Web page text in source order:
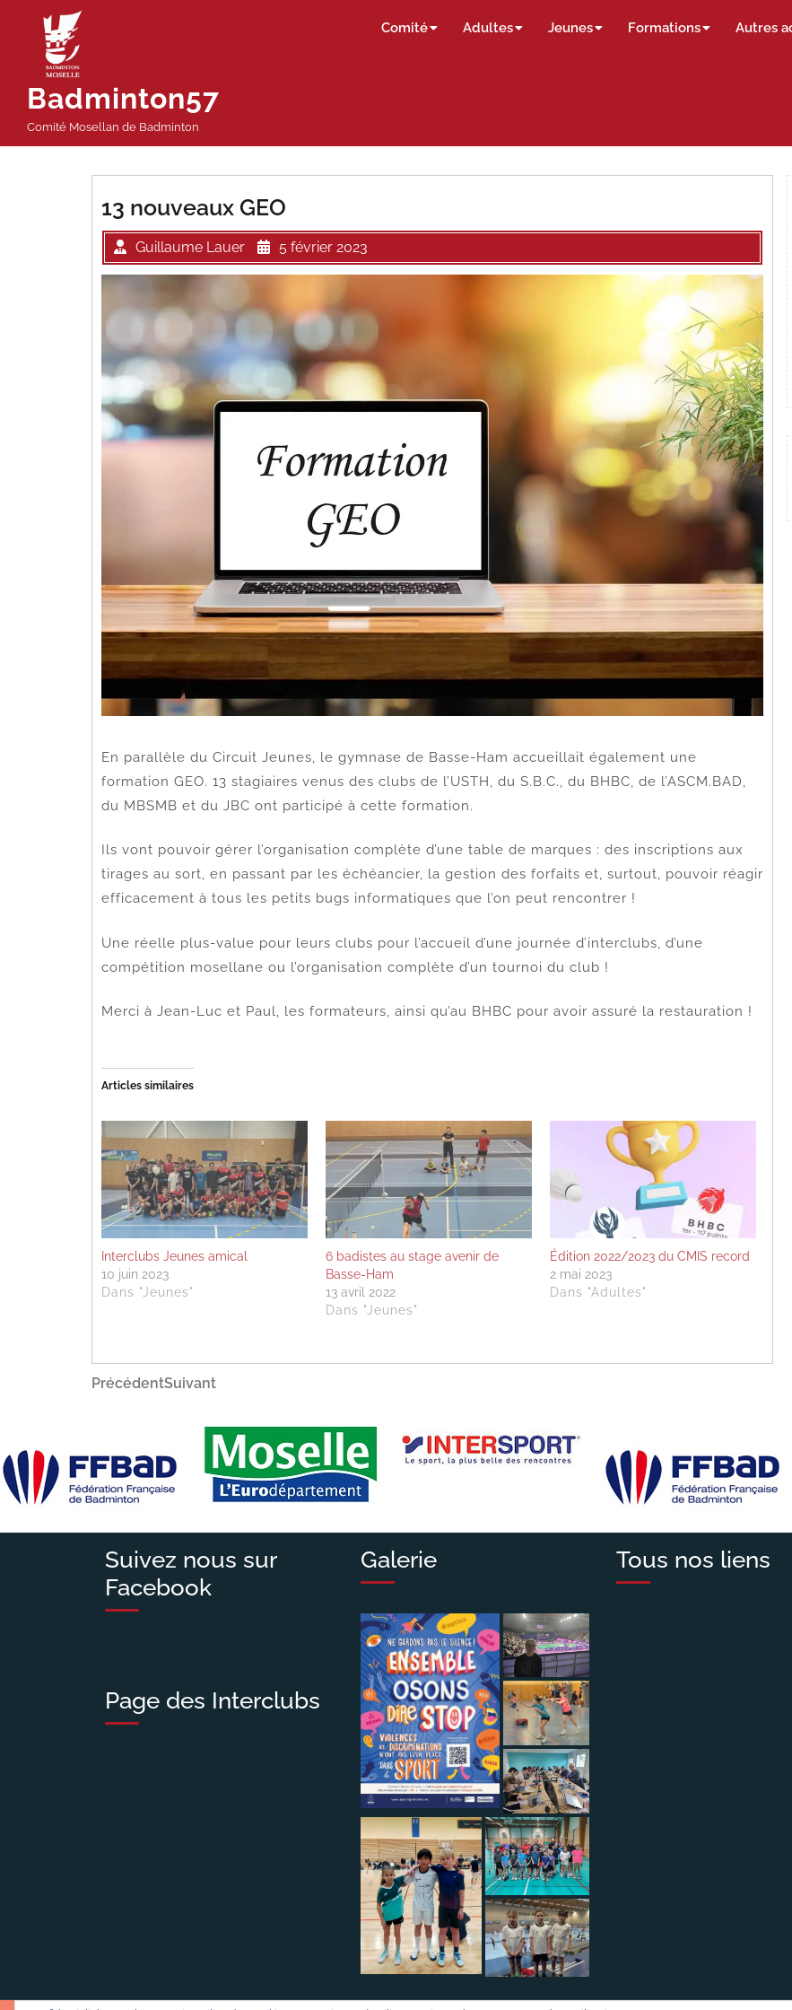
contenu
Badminton57
Comité Mosellan de Badminton
Comité Adultes Jeunes Formations Autres
13 nouveaux GEO
Guillaume Lauer 5 février 2023
En parallèle du Circuit Jeunes, le gymnase de Basse-Ham accueillait également une
formation GEO. 13 stagiaires venus des clubs de l’USTH, du S.B.C., du BHBC, de l’ASCM.BAD,
du MBSMB et du JBC ont participé à cette formation.
Ils vont pouvoir gérer l’organisation complète d’une table de marques : des inscriptions aux
tirages au sort, en passant par les échéancier, la gestion des forfaits et, surtout, pouvoir réagir
efficacement à tous les petits bugs informatiques que l’on peut rencontrer !
Une réelle plus-value pour leurs clubs pour l’accueil d’une journée d’interclubs, d’une
compétition mosellane ou l’organisation complète d’un tournoi du club !
Merci à Jean-Luc et Paul, les formateurs, ainsi qu’au BHBC pour avoir assuré la restauration !
Articles similaires
Interclubs Jeunes amical
10 juin 2023
Dans "Jeunes"
6 badistes au stage avenir de
Basse-Ham
13 avril 2022
Dans "Jeunes"
Édition 2022/2023 du CMIS record
2 mai 2023
Dans "Adultes"
Navigation
Article
PrécédentSuivant
Suivez nous sur
Facebook
Page des Interclubs
Galerie Tous nos liens